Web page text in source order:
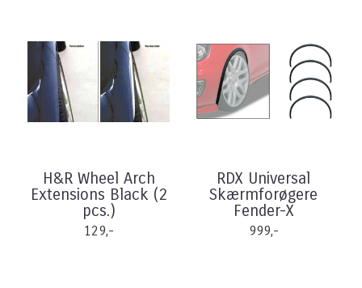
H&R Wheel Arch
Extensions Black (2
pcs.)
129,-
RDX Universal
Skærmforøgere
Fender-X
999,-